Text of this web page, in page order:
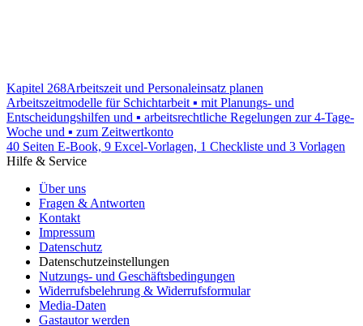
Kapitel 268Arbeitszeit und Personaleinsatz planen
Arbeitszeitmodelle für Schichtarbeit ▪ mit Planungs- und
Entscheidungshilfen und ▪ arbeitsrechtliche Regelungen zur 4-Tage-
Woche und ▪ zum Zeitwertkonto
40 Seiten E-Book, 9 Excel-Vorlagen, 1 Checkliste und 3 Vorlagen
Hilfe & Service
Über uns
Fragen & Antworten
Kontakt
Impressum
Datenschutz
Datenschutzeinstellungen
Nutzungs- und Geschäftsbedingungen
Widerrufsbelehrung & Widerrufsformular
Media-Daten
Gastautor werden